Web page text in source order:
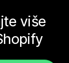
više